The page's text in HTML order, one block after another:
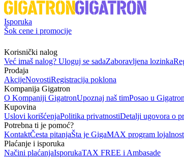
Isporuka
Šok cene i promocije
Korisnički nalog
Već imaš nalog? Uloguj se sadaZaboravljena lozinka
Prodaja
AkcijeNovostiRegistracija poklona
Kompanija Gigatron
O Kompaniji GigatronUpoznaj naš timPosao u
Kupovina
Uslovi korišćenjaPolitika privatnostiDetalji ugovora o
Potrebna ti je pomoć?
KontaktČesta pitanjaŠta je GigaMAX program
Plaćanje i isporuka
Načini plaćanjaIsporukaTAX FREE i Ambasade